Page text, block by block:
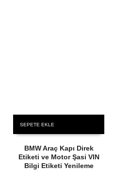
SEPETE EKLE
BMW Araç Kapı Direk
Etiketi ve Motor Şasi VIN
Bilgi Etiketi Yenileme